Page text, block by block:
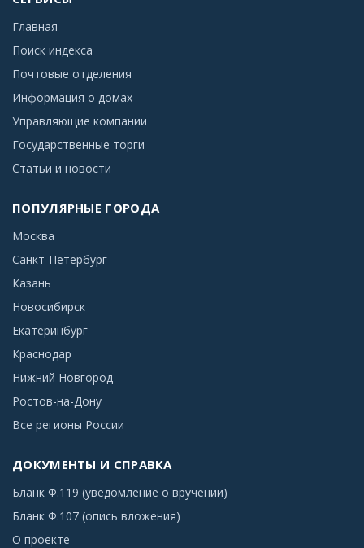
Главная
Поиск индекса
Почтовые отделения
Информация о домах
Управляющие компании
Государственные торги
Статьи и новости
ПОПУЛЯРНЫЕ ГОРОДА
Москва
Санкт-Петербург
Казань
Новосибирск
Екатеринбург
Краснодар
Нижний Новгород
Ростов-на-Дону
Все регионы России
ДОКУМЕНТЫ И СПРАВКА
Бланк Ф.119 (уведомление о вручении)
Бланк Ф.107 (опись вложения)
О проекте